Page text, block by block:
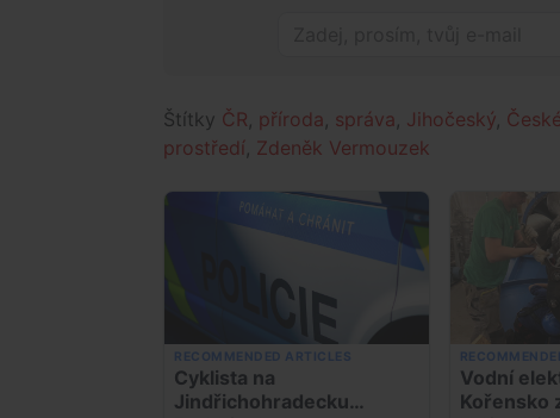
Štítky ČR příroda správa Jihočeský
prostředí Zdeněk Vermouzek